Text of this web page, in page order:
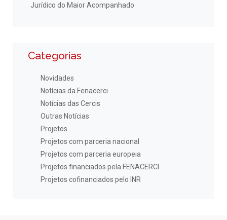
Jurídico do Maior Acompanhado
Categorias
Novidades
Notícias da Fenacerci
Notícias das Cercis
Outras Notícias
Projetos
Projetos com parceria nacional
Projetos com parceria europeia
Projetos financiados pela FENACERCI
Projetos cofinanciados pelo INR